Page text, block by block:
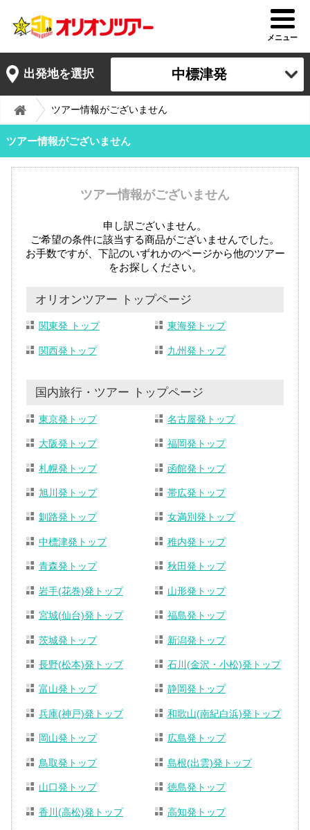
メニュー
出発地を選択 中標津発
ツアー情報がございません
ツアー情報がございません
ツアー情報がございません
申し訳ございません。
ご希望の条件に該当する商品がございませんでした。
お手数ですが、下記のいずれかのページから他のツアー
をお探しください。
オリオンツアー トップページ
関東発 トップ 東海発トップ
関西発トップ 九州発トップ
国内旅行・ツアー トップページ
東京発トップ 名古屋発トップ
大阪発トップ 福岡発トップ
札幌発トップ 函館発トップ
旭川発トップ 帯広発トップ
釧路発トップ 女満別発トップ
中標津発トップ 稚内発トップ
青森発トップ 秋田発トップ
岩手(花巻)発トップ 山形発トップ
宮城(仙台)発トップ 福島発トップ
茨城発トップ 新潟発トップ
長野(松本)発トップ 石川(金沢・小松)発トップ
富山発トップ 静岡発トップ
兵庫(神戸)発トップ 和歌山(南紀白浜)発トップ
岡山発トップ 広島発トップ
鳥取発トップ 島根(出雲)発トップ
山口発トップ 徳島発トップ
香川(高松)発トップ 高知発トップ